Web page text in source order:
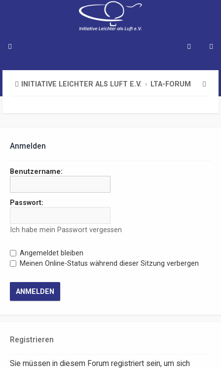
INITIATIVE LEICHTER ALS LUFT E.V. LTA-FORUM
Anmelden
Benutzername:
Passwort:
Ich habe mein Passwort vergessen
Angemeldet bleiben
Meinen Online-Status während dieser Sitzung verbergen
Registrieren
Sie müssen in diesem Forum registriert sein, um sich